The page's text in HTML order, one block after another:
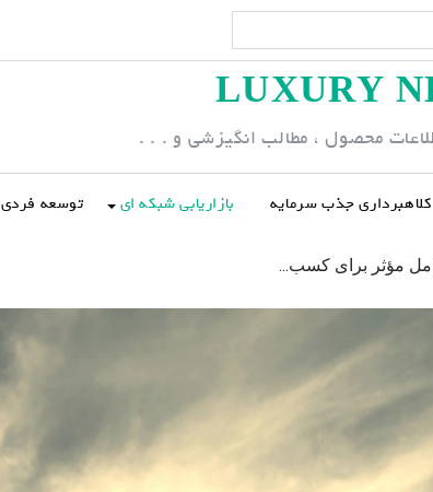
LUXURY
محصول ، مطالب انگیزشی و . . .
کلاهبرداری جذب سرمایه بازاریابی شبکه ای توسعه فردی
مؤثر برای کسب...